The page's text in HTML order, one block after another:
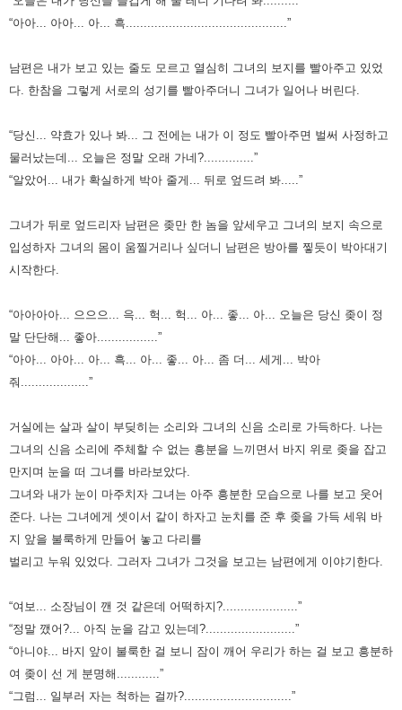
“아아... 아아... 아... 흑.............................................”
남편은 내가 보고 있는 줄도 모르고 열심히 그녀의 보지를 빨아주고 있었
다. 한참을 그렇게 서로의 성기를 빨아주더니 그녀가 일어나 버린다.
“당신... 약효가 있나 봐... 그 전에는 내가 이 정도 빨아주면 벌써 사정하고
물러났는데... 오늘은 정말 오래 가네?..............”
“알았어... 내가 확실하게 박아 줄게... 뒤로 엎드려 봐.....”
그녀가 뒤로 엎드리자 남편은 좆만 한 놈을 앞세우고 그녀의 보지 속으로
입성하자 그녀의 몸이 움찔거리나 싶더니 남편은 방아를 찧듯이 박아대기
시작한다.
“아아아아... 으으으... 윽... 헉... 헉... 아... 좋... 아... 오늘은 당신 좆이 정
말 단단해... 좋아.................”
“아아... 아아... 아... 흑... 아... 좋... 아... 좀 더... 세게... 박아
줘...................”
거실에는 살과 살이 부딪히는 소리와 그녀의 신음 소리로 가득하다. 나는
그녀의 신음 소리에 주체할 수 없는 흥분을 느끼면서 바지 위로 좆을 잡고
만지며 눈을 떠 그녀를 바라보았다.
그녀와 내가 눈이 마주치자 그녀는 아주 흥분한 모습으로 나를 보고 웃어
준다. 나는 그녀에게 셋이서 같이 하자고 눈치를 준 후 좆을 가득 세워 바
지 앞을 불룩하게 만들어 놓고 다리를
벌리고 누워 있었다.
그러자 그녀가 그것을 보고는 남편에게 이야기한다.
“여보... 소장님이 깬 것 같은데 어떡하지?.....................”
“정말 깼어?... 아직 눈을 감고 있는데?.........................”
“아니야... 바지 앞이 불룩한 걸 보니 잠이 깨어 우리가 하는 걸 보고 흥분하
여 좆이 선 게 분명해............”
“그럼... 일부러 자는 척하는 걸까?..............................”